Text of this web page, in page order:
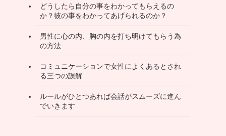
どうしたら自分の事をわかってもらえるの
か？彼の事をわかってあげられるのか？
男性に心の内、胸の内を打ち明けてもらう為
の方法
コミュニケーションで女性によくあるとされ
る三つの誤解
ルールがひとつあれば会話がスムーズに進ん
でいきます